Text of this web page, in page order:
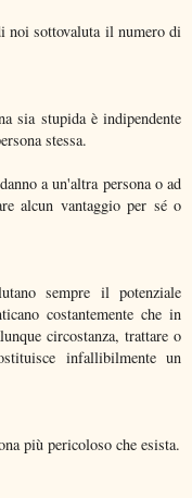
noi sottovaluta il numero di
sia stupida è indipendente
stessa.
a un'altra persona o ad
alcun vantaggio per sé o
sempre il potenziale
costantemente che in
circostanza, trattare o
infallibilmente un
più pericoloso che esista.